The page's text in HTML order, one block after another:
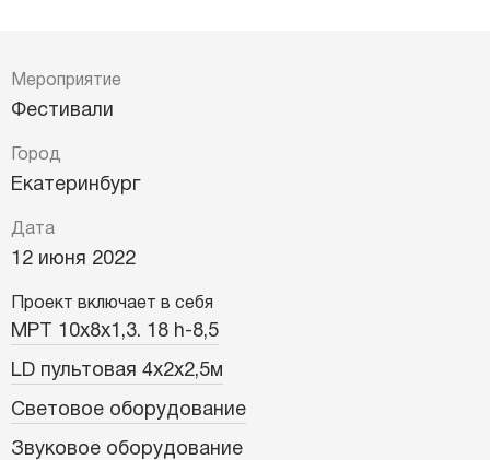
Мероприятие
Фестивали
Город
Екатеринбург
Дата
12 июня 2022
Проект включает в себя
MPT 10х8х1,3. 18 h-8,5
LD пультовая 4х2х2,5м
Световое оборудование
Звуковое оборудование